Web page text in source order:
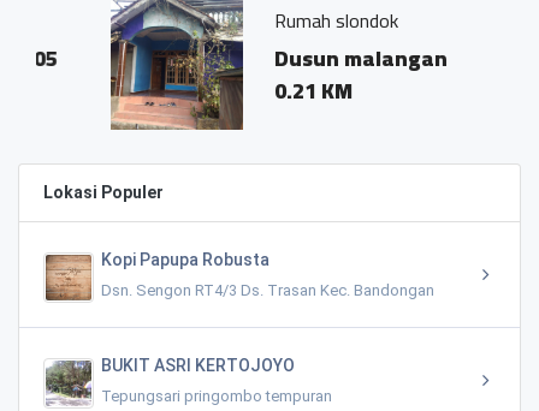
Rumah slondok
Dusun malangan
0.21 KM
Lokasi Populer
Kopi Papupa Robusta
Dsn. Sengon RT4/3 Ds. Trasan Kec. Bandongan
BUKIT ASRI KERTOJOYO
Tepungsari pringombo tempuran